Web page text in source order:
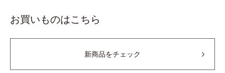
お買いものはこちら
新商品をチェック